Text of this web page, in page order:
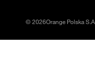
©2026Orange Polska